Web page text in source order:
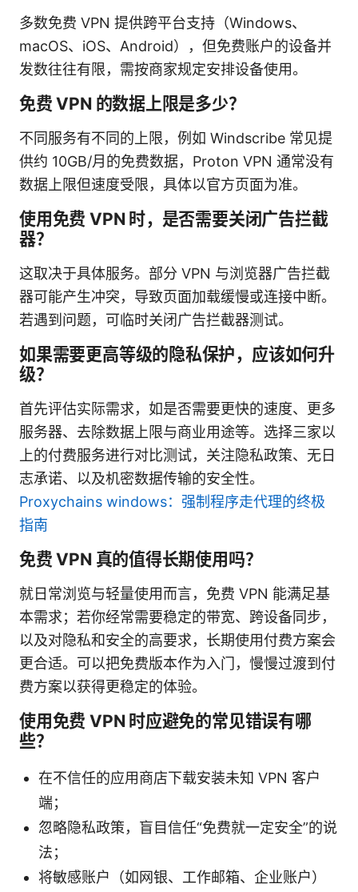
多数免费 VPN 提供跨平台支持（Windows、
macOS、iOS、Android），但免费账户的设备并
发数往往有限，需按商家规定安排设备使用。
免费 VPN 的数据上限是多少？
不同服务有不同的上限，例如 Windscribe 常见提
供约 10GB/月的免费数据，Proton VPN 通常没有
数据上限但速度受限，具体以官方页面为准。
使用免费 VPN 时，是否需要关闭广告拦截
器？
这取决于具体服务。部分 VPN 与浏览器广告拦截
器可能产生冲突，导致页面加载缓慢或连接中断。
若遇到问题，可临时关闭广告拦截器测试。
如果需要更高等级的隐私保护，应该如何升
级？
首先评估实际需求，如是否需要更快的速度、更多
服务器、去除数据上限与商业用途等。选择三家以
上的付费服务进行对比测试，关注隐私政策、无日
志承诺、以及机密数据传输的安全性。
Proxychains windows：强制程序走代理的终极
指南
免费 VPN 真的值得长期使用吗？
就日常浏览与轻量使用而言，免费 VPN 能满足基
本需求；若你经常需要稳定的带宽、跨设备同步，
以及对隐私和安全的高要求，长期使用付费方案会
更合适。可以把免费版本作为入门，慢慢过渡到付
费方案以获得更稳定的体验。
使用免费 VPN 时应避免的常见错误有哪
些？
在不信任的应用商店下载安装未知 VPN 客户
端；
忽略隐私政策，盲目信任“免费就一定安全”的说
法；
将敏感账户（如网银、工作邮箱、企业账户）